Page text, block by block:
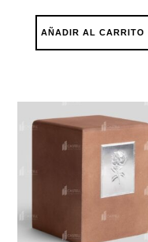
AÑADIR AL CARRITO